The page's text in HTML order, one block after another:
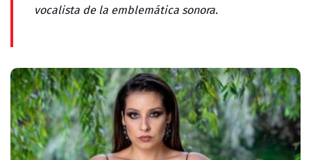
vocalista de la emblemática sonora.